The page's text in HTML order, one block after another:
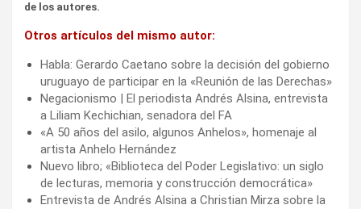
de los autores.
Otros artículos del mismo autor:
Habla: Gerardo Caetano sobre la decisión del gobierno
uruguayo de participar en la «Reunión de las Derechas»
Negacionismo | El periodista Andrés Alsina, entrevista
a Liliam Kechichian, senadora del FA
«A 50 años del asilo, algunos Anhelos», homenaje al
artista Anhelo Hernández
Nuevo libro; «Biblioteca del Poder Legislativo: un siglo
de lecturas, memoria y construcción democrática»
Entrevista de Andrés Alsina a Christian Mirza sobre la